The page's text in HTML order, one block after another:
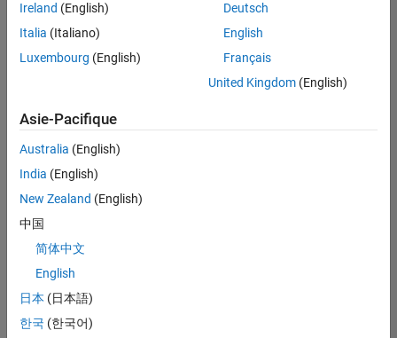
été
traduites.
Effectuez
lieu
pour
l’ensemble
des
opportunités
votre
région.
Senior Software Quality Engineer
Senior
Ireland (English)
Italia (Italiano)
Luxembourg (English)
Deutsch
English
Français
United Kingdom(English)
Asie-Pacifique
Australia (English)
India (English)
New Zealand (English)
中国
简体中文
English
日本 (日本語)
한국 (한국어)